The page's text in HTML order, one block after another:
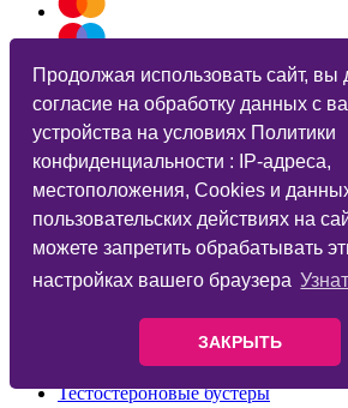
Продолжая использовать сайт, вы
согласие на обработку данных с
устройства на условиях Политики
конфиденциальности : IP-адреса,
местоположения, Cookies и
пользовательских действиях на
можете запретить обрабатывать
настройках вашего браузера
ЗАКРЫТЬ
Протеины
Витамины и минералы
Гейнеры
Жиросжигатели
BCAA
Креатин
Предтренировочные комплексы
Суставы и связки
Аминокислоты
Тестостероновые бустеры